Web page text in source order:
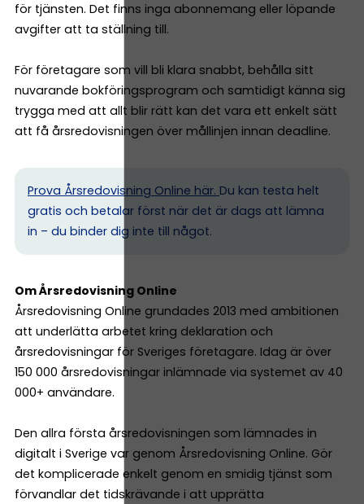
för tjänsten. Det finns inga abonnemang eller löpande
avgifter att ta ställning till.
För företagare som vill bli klara snabbt, behålla sitt
nuvarande bokföringsprogram och samtidigt känna sig
trygga med att allt blir rätt kan det vara ett enkelt sätt
att få årsredovisningen över mållinjen innan deadline.
Prova Årsredovisning Online här. Du kan testa helt
gratis och betalar först när det är dags att lämna
in – du binder dig inte till något.
Om Årsredovisning Online
Årsredovisning Online grundades 2013 med ambitionen
att underlätta arbetet kring deklaration och
årsredovisningar för Sveriges företagare. Idag är över
150 000 årsredovisningar inlämnade via systemet av 40
000+ användare.
Den allra första årsredovisningen som lämnades in
digitalt i Sverige var genom Årsredovisning Online. Gör
det komplicerade enkelt genom en smidig tjänst som
förvandlar det tidskrävande i att upprätta